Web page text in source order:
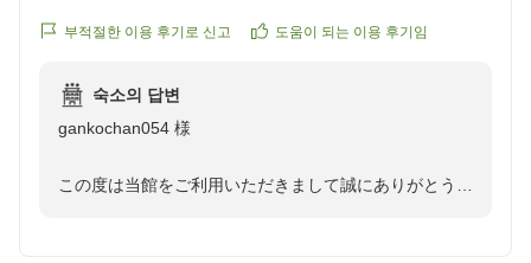
夕食は地物の素材を使い、どの品をとっても満足のいく味で
新たな発見でした。そして驚いたのがカロリーがかなり抑え
られていることでした。「美味しい=高カロリー」の通説が
お酒は県内の酒蔵の日本酒や地元特産の柚子をつかった柚子
부적절한 이용 후기로 신고 도움이 되는 이용 후기임
숙소의 답변
gankochan054 様
この度は当館をご利用いただきまして誠にありがとうご